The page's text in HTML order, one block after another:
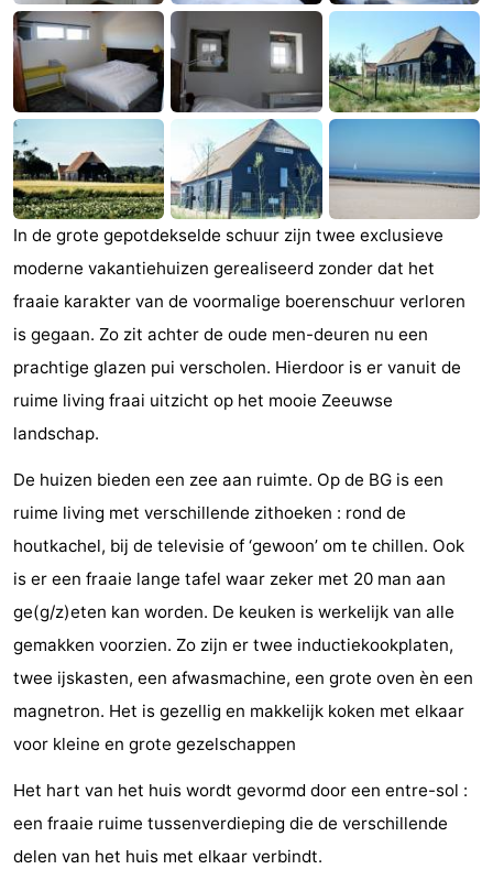
minutes
Plages
Voir
et
faire
Lieux
d'intérêt
-
Musées
-
Monuments
-
Points
de
vue
Attractions
-
Terrains
de
jeux
-
Aires
de
jeux
intérieures
-
Bowling
-
Parcours
de
mini-
golf
Centres
de
bien-
être
Villages
&
villes
Nature
Visites
-
In de grote gepotdekselde schuur zijn twee exclusieve
moderne vakantiehuizen gerealiseerd zonder dat het
fraaie karakter van de voormalige boerenschuur verloren
is gegaan. Zo zit achter de oude men-deuren nu een
prachtige glazen pui verscholen. Hierdoor is er vanuit de
ruime living fraai uitzicht op het mooie Zeeuwse
landschap.
De huizen bieden een zee aan ruimte. Op de BG is een
ruime living met verschillende zithoeken : rond de
houtkachel, bij de televisie of ‘gewoon’ om te chillen. Ook
is er een fraaie lange tafel waar zeker met 20 man aan
ge(g/z)eten kan worden. De keuken is werkelijk van alle
gemakken voorzien. Zo zijn er twee inductiekookplaten,
twee ijskasten, een afwasmachine, een grote oven èn een
magnetron. Het is gezellig en makkelijk koken met elkaar
voor kleine en grote gezelschappen
Het hart van het huis wordt gevormd door een entre-sol :
een fraaie ruime tussenverdieping die de verschillende
delen van het huis met elkaar verbindt.